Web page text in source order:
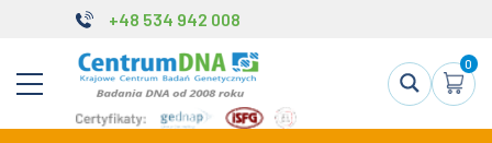
+48 534 942 008
0